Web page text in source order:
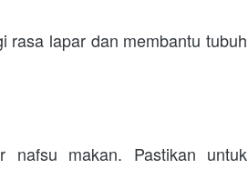
rasa lapar dan membantu tubuh
nafsu makan. Pastikan untuk